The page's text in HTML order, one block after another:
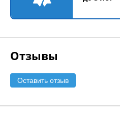
Отзывы
Оставить отзыв